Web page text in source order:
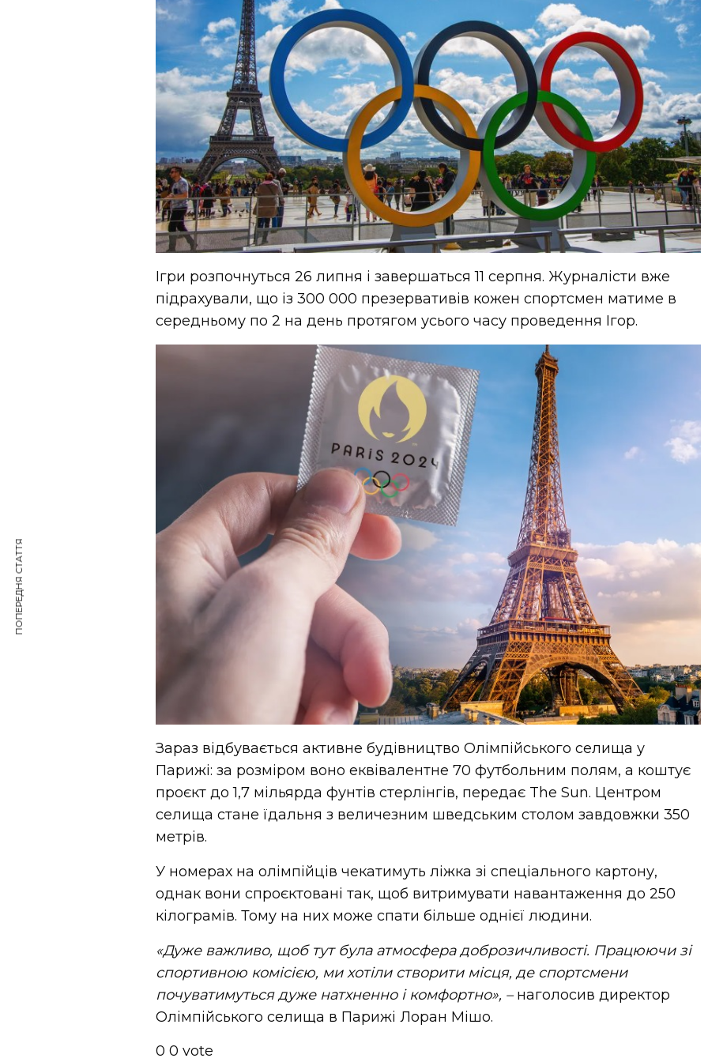
Ігри розпочнуться 26 липня і завершаться 11 серпня. Журналісти вже
підрахували, що із 300 000 презервативів кожен спортсмен матиме в
середньому по 2 на день протягом усього часу проведення Ігор.
Зараз відбувається активне будівництво Олімпійського селища у
Парижі: за розміром воно еквівалентне 70 футбольним полям, а коштує
проєкт до 1,7 мільярда фунтів стерлінгів, передає The Sun. Центром
селища стане їдальня з величезним шведським столом завдовжки 350
метрів.
У номерах на олімпійців чекатимуть ліжка зі спеціального картону,
однак вони спроєктовані так, щоб витримувати навантаження до 250
кілограмів. Тому на них може спати більше однієї людини.
«Дуже важливо, щоб тут була атмосфера доброзичливості. Працюючи зі
спортивною комісією, ми хотіли створити місця, де спортсмени
почуватимуться дуже натхненно і комфортно», –наголосив директор
Олімпійського селища в Парижі Лоран Мішо.
0 0 vote
ПОПЕРЕДНЯ СТАТТЯ